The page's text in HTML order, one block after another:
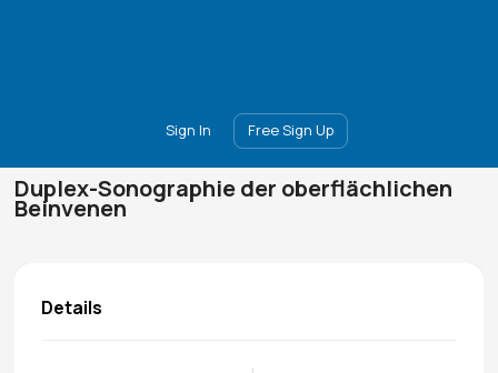
Sign In Free Sign Up
Duplex-Sonographie der oberflächlichen
Beinvenen
Details